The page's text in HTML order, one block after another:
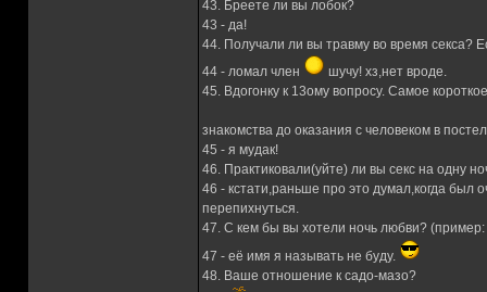
43. Бреете ли вы лобок?
43 - да!
44. Получали ли вы травму во время секса?
44 - ломал член
шучу! хз,нет вроде.
45. Вдогонку к 13ому вопросу. Самое
знакомства до оказания с человеком в
45 - я мудак!
46. Практиковали(уйте) ли вы секс на одну
46 - кстати,раньше про это думал,когда был
перепихнуться.
47. С кем бы вы хотели ночь любви?
47 - её имя я называть не буду.
48. Ваше отношение к садо-мазо?